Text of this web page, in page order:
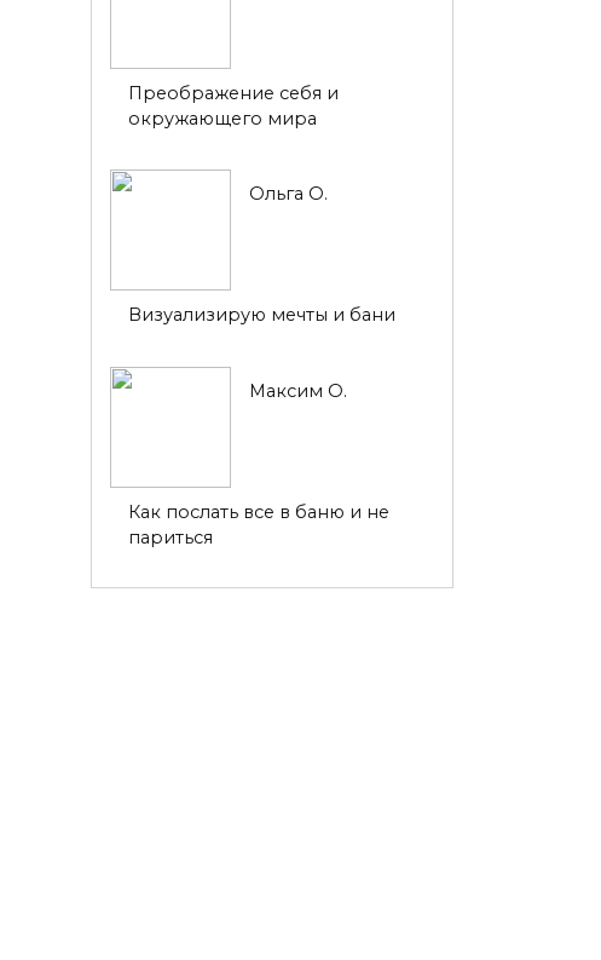
Преображение себя и
окружающего мира
Ольга О.
Визуализирую мечты и бани
Максим О.
Как послать все в баню и не
париться